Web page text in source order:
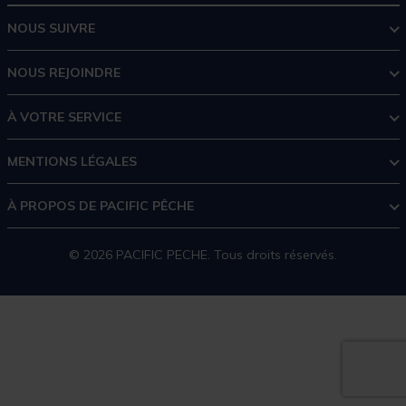
NOUS SUIVRE
NOUS REJOINDRE
À VOTRE SERVICE
MENTIONS LÉGALES
À PROPOS DE PACIFIC PÊCHE
© 2026 PACIFIC PECHE. Tous droits réservés.